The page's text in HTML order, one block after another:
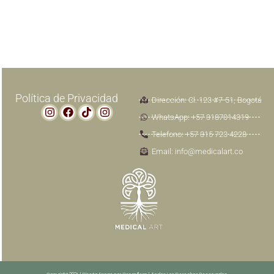
Política de Privacidad
Dirección: Cl. 123 #7-51, Bogotá
WhatsApp: +57 3187014319
Telefono: +57 315 723 4228
Email: info@medicalart.co